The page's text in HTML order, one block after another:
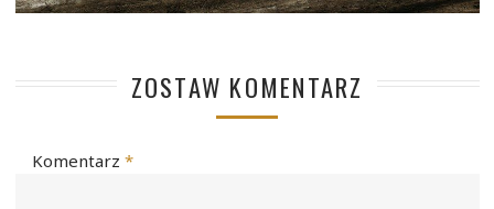
ZOSTAW KOMENTARZ
Komentarz *